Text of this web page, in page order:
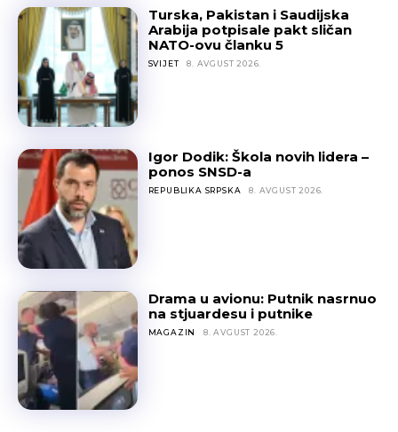
Turska, Pakistan i Saudijska
Arabija potpisale pakt sličan
NATO-ovu članku 5
SVIJET 8. AVGUST 2026.
Igor Dodik: Škola novih lidera –
ponos SNSD-a
REPUBLIKA SRPSKA 8. AVGUST 2026.
Drama u avionu: Putnik nasrnuo
na stjuardesu i putnike
MAGAZIN 8. AVGUST 2026.